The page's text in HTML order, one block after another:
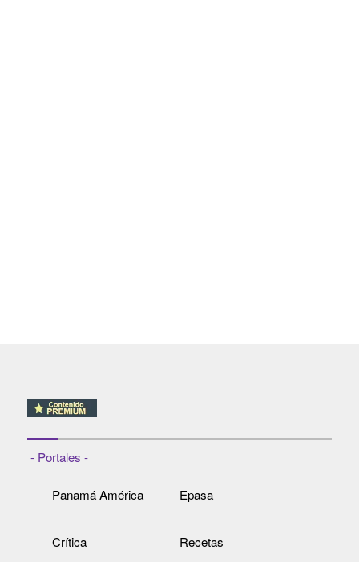
- Portales -
Panamá América Epasa
Crítica Recetas